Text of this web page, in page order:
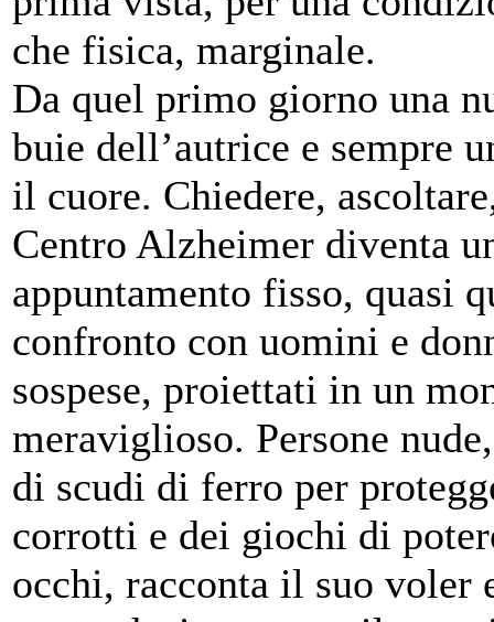
che fisica, marginale.
Da quel primo giorno una
buie dell’autrice e sempre
il cuore. Chiedere,
Centro Alzheimer diventa
appuntamento fisso, quasi
confronto con uomini e
sospese, proiettati in un
meraviglioso. Persone
di scudi di ferro per
corrotti e dei giochi di
occhi, racconta il suo voler